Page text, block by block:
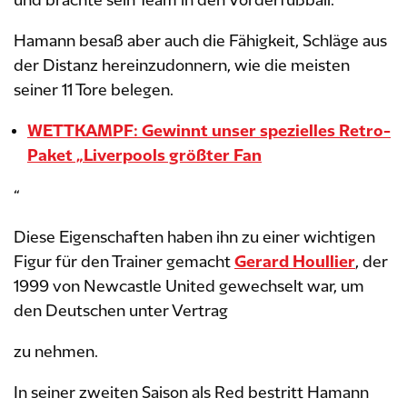
Hamann besaß aber auch die Fähigkeit, Schläge aus
der Distanz hereinzudonnern, wie die meisten
seiner 11 Tore belegen.
WETTKAMPF: Gewinnt unser spezielles Retro-
Paket „Liverpools größter Fan
“
Diese Eigenschaften haben ihn zu einer wichtigen
Figur für den Trainer gemacht Gerard Houllier, der
1999 von Newcastle United gewechselt war, um
den Deutschen unter Vertrag
zu nehmen.
In seiner zweiten Saison als Red bestritt Hamann